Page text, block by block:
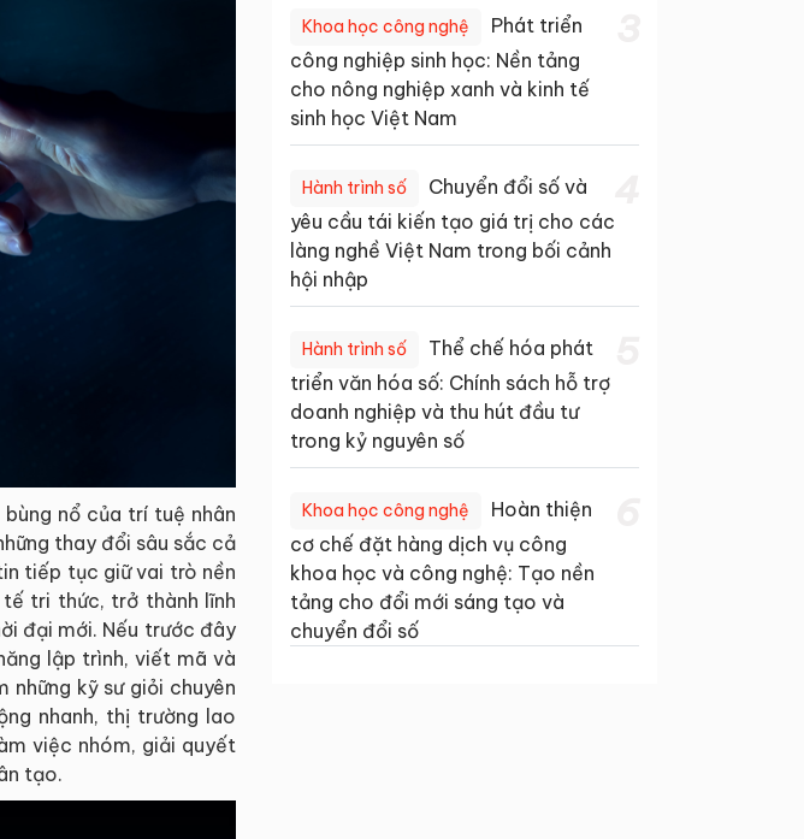
nổ của trí tuệ nhân
thay đổi sâu sắc cả
tiếp tục giữ vai trò nền
tri thức, trở thành lĩnh
đại mới. Nếu trước đây
lập trình, viết mã và
kỹ sư giỏi chuyên
nhanh, thị trường lao
việc nhóm, giải quyết
tạo.
Khoa học công nghệ
Phát triển
công nghiệp sinh học: Nền tảng
cho nông nghiệp xanh và kinh tế
sinh học Việt Nam
Hành trình số
Chuyển đổi số và
yêu cầu tái kiến tạo giá trị cho các
làng nghề Việt Nam trong bối cảnh
hội nhập
Hành trình số
Thể chế hóa phát
triển văn hóa số: Chính sách hỗ trợ
doanh nghiệp và thu hút đầu tư
trong kỷ nguyên số
Khoa học công nghệ
Hoàn thiện
cơ chế đặt hàng dịch vụ công
khoa học và công nghệ: Tạo nền
tảng cho đổi mới sáng tạo và
chuyển đổi số